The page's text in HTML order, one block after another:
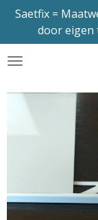
Ga
naar
de
Saetfix =
door eigen